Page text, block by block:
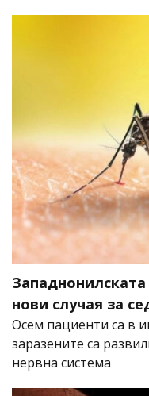
нови случая за
Осем пациенти са в
заразените са
нервна система